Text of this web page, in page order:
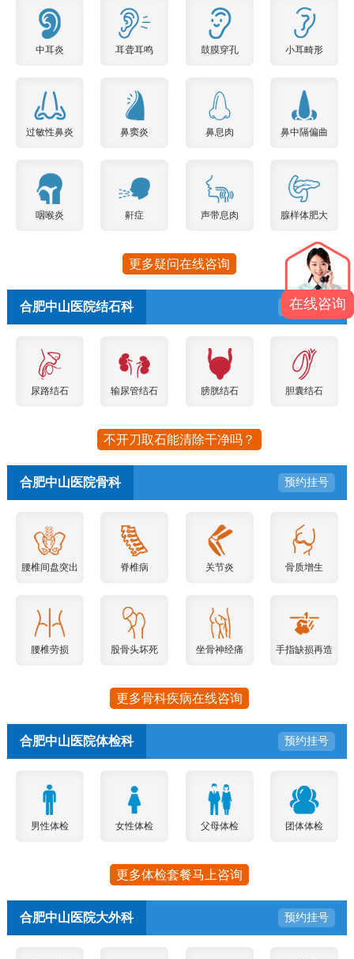
中耳炎 耳聋耳鸣 鼓膜穿孔 小耳畸形
过敏性鼻炎 鼻窦炎 鼻息肉 鼻中隔偏曲
咽喉炎 鼾症 声带息肉 腺样体肥大
更多疑问在线咨询
合肥中山医院结石科 预约挂号
尿路结石 输尿管结石 膀胱结石 胆囊结石
不开刀取石能清除干净吗？
合肥中山医院骨科 预约挂号
腰椎间盘突出 脊椎病 关节炎 骨质增生
腰椎劳损 股骨头坏死 坐骨神经痛 手指缺损再造
更多骨科疾病在线咨询
合肥中山医院体检科 预约挂号
男性体检 女性体检 父母体检 团体体检
更多体检套餐马上咨询
合肥中山医院大外科 预约挂号
在线咨询